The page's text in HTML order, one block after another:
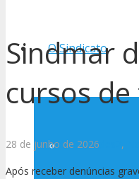
O Sindicato
História
Sindmar
cursos
28 de junho de 2026 ,
Após receber denúncias